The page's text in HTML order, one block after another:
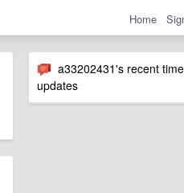
Home
a33202431's recent
updates